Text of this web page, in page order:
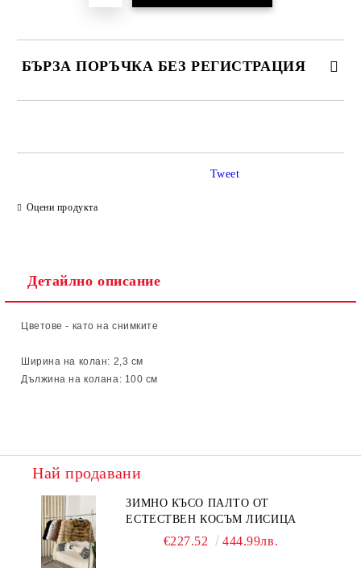
БЪРЗА ПОРЪЧКА БЕЗ РЕГИСТРАЦИЯ
Оцени продукта
Tweet
Детайлно описание
Цветове - като на снимките
Ширина на колан: 2,3 см
Дължина на колана: 100 см
Най продавани
ЗИМНО КЪСО ПАЛТО ОТ
ЕСТЕСТВЕН КОСЪМ ЛИСИЦА
€227.52 444.99лв.